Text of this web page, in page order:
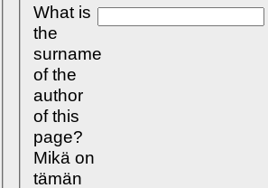
What is
the
surname
of the
author
of this
page?
Mikä on
tämän